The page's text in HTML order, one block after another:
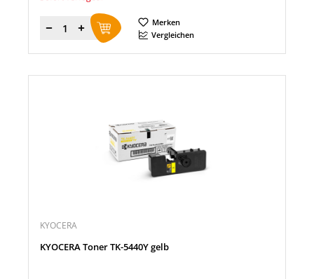
Menge
Merken
Vergleichen
KYOCERA
KYOCERA Toner TK-5440Y gelb